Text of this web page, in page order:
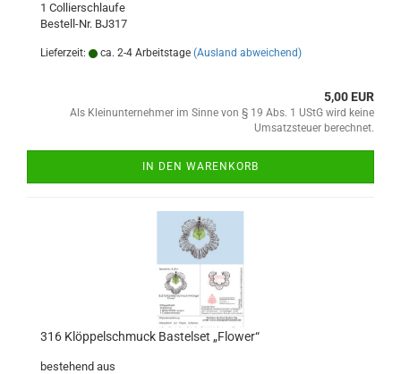
1 Collierschlaufe
Bestell-Nr. BJ317
Lieferzeit: ca. 2-4 Arbeitstage (Ausland abweichend)
5,00 EUR
Als Kleinunternehmer im Sinne von § 19 Abs. 1 UStG wird keine
Umsatzsteuer berechnet.
IN DEN WARENKORB
316 Klöppelschmuck Bastelset „Flower“
bestehend aus